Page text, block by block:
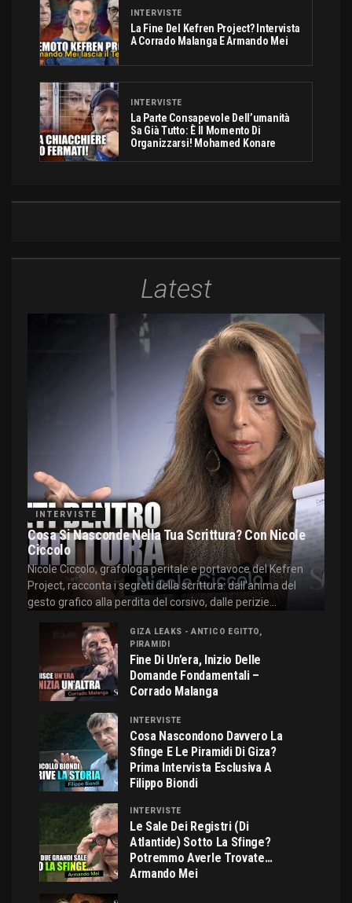
INTERVISTE
La Fine Del Kefren Project? Intervista
A Corrado Malanga E Armando Mei
INTERVISTE
La Parte Consapevole Dell’umanità
Sa Già Tutto: È Il Momento Di
Organizzarsi! Mohamed Konare
Latest
INTERVISTE
Cosa Si Nasconde Nella Tua Scrittura? Con Nicole
Ciccolo
Nicole Ciccolo, grafologa peritale e portavoce del Kefren
Project, racconta i segreti della scrittura: dall'anima del
gesto grafico alla perdita del corsivo, dalle perizie...
GIZA LEAKS - ANTICO EGITTO,
PIRAMIDI
Fine Di Un’era, Inizio Delle
Domande Fondamentali –
Corrado Malanga
INTERVISTE
Cosa Nascondono Davvero La
Sfinge E Le Piramidi Di Giza?
Prima Intervista Esclusiva A
Filippo Biondi
INTERVISTE
Le Sale Dei Registri (di
Atlantide) Sotto La Sfinge?
Potremmo Averle Trovate…
Armando Mei